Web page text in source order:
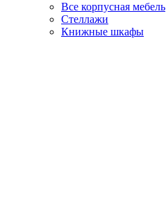
Все корпусная мебель
Стеллажи
Книжные шкафы